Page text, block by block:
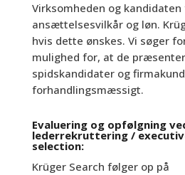
Virksomheden og
ansættelsesvilkår og løn.
hvis dette ønskes. Vi søger
mulighed for, at de
spidskandidater og
forhandlingsmæssigt.
Evaluering og opfølgning
lederrekruttering /
selection:
Krüger Search følger op på